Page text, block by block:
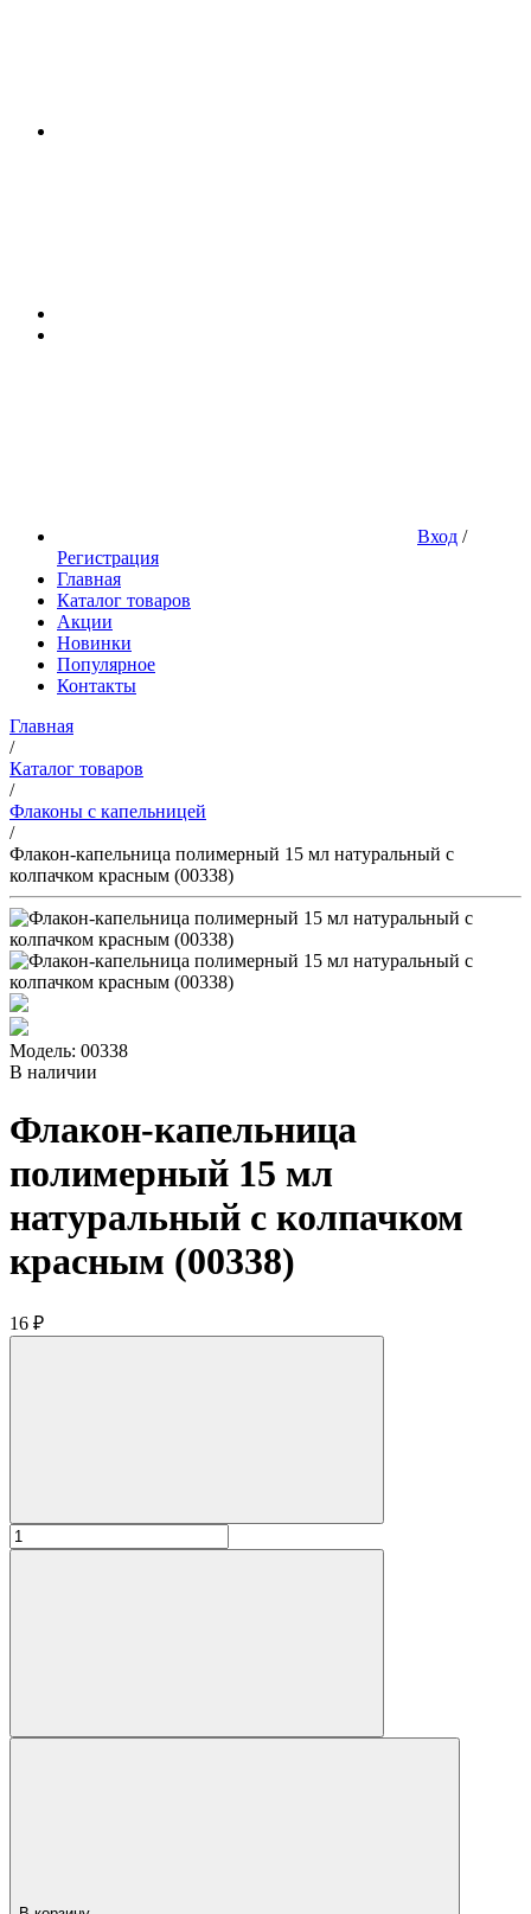
Вход /
Регистрация
Главная
Каталог товаров
Акции
Новинки
Популярное
Контакты
Главная
/
Каталог товаров
/
Флаконы с капельницей
/
Флакон-капельница полимерный 15 мл натуральный с
колпачком красным (00338)
Модель: 00338
В наличии
Флакон-капельница
полимерный 15 мл
натуральный с колпачком
красным (00338)
16 ₽